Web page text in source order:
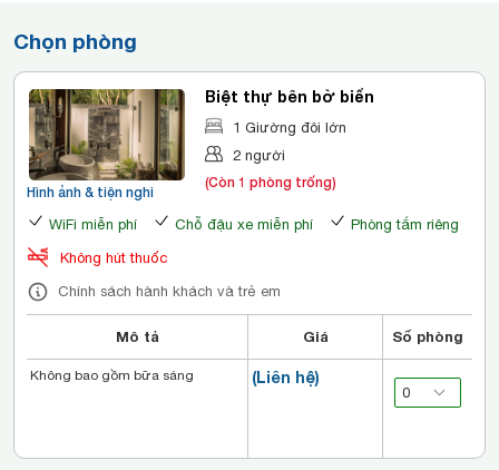
Chọn phòng
Hình ảnh & tiện nghi
Biệt thự bên bờ biển
1 Giường đôi lớn
2 người
(Còn 1 phòng trống)
WiFi miễn phí Chỗ đậu xe miễn phí
Phòng tắm riêng
Không hút thuốc
Chính sách hành khách và trẻ em
Mô tả Giá Số phòng
(Liên hệ)
Không bao gồm bữa sáng